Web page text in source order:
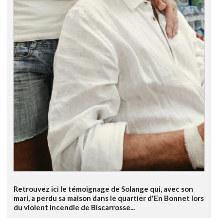
Retrouvez ici le témoignage de Solange qui, avec son
mari, a perdu sa maison dans le quartier d'En Bonnet lors
du violent incendie de Biscarrosse...